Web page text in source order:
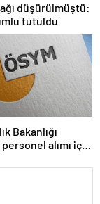
düşürülmüştü:
tutuldu
Bakanlığı
alımı için